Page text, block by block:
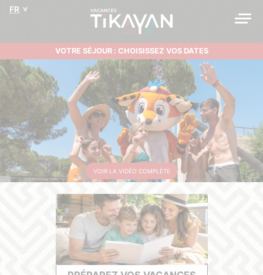
VOIR LA VIDÉO COMPLÈTE
FR
VOTRE SÉJOUR : CHOISISSEZ VOS DATES